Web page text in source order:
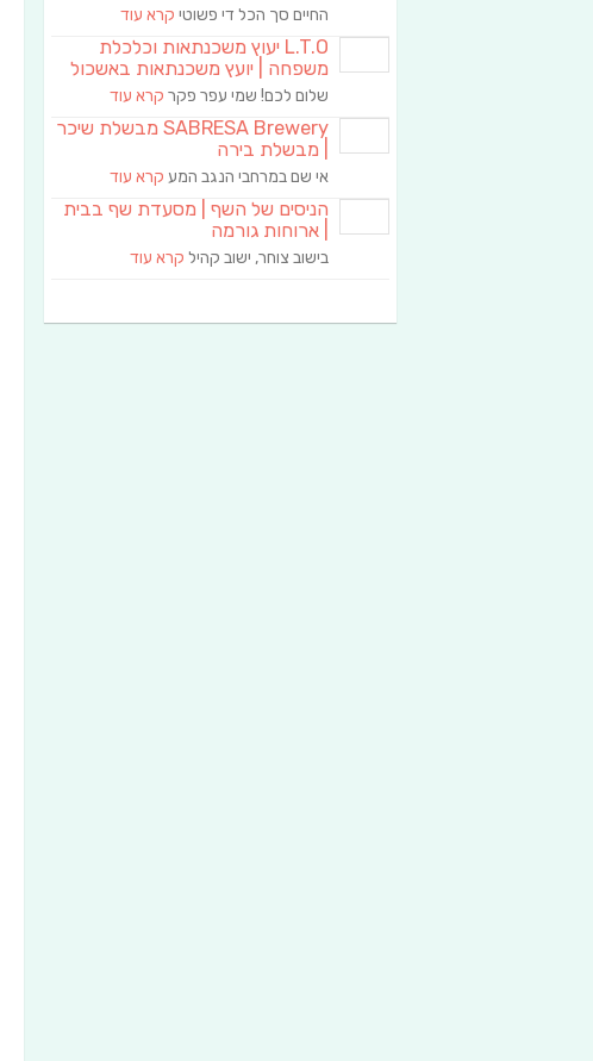
החיים סך הכל די פשוטי קרא עוד
L.T.O יעוץ משכנתאות וכלכלת
משפחה | יועץ משכנתאות באשכול
שלום לכם! שמי עפר פקר קרא עוד
SABRESA Brewery מבשלת שיכר
| מבשלת בירה
אי שם במרחבי הנגב המע קרא עוד
הניסים של השף | מסעדת שף בבית
| ארוחות גורמה
בישוב צוחר, ישוב קהיל קרא עוד